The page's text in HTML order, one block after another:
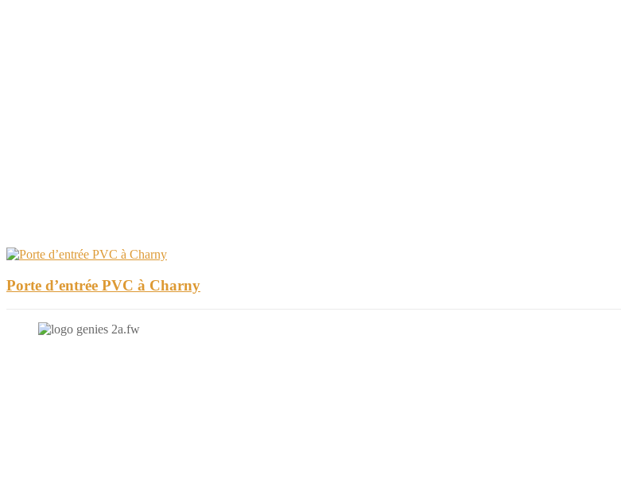
Porte d’entrée PVC à Charny